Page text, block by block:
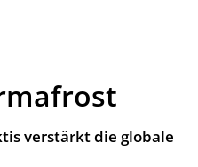
verstärkt die globale